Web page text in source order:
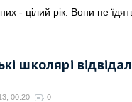
них - цілий рік. Вони не
школярі
00:20 0